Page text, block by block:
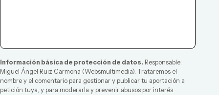
Información básica de protección de datos. Responsable:
Miguel Ángel Ruiz Carmona (Websmultimedia). Trataremos el
nombre y el comentario para gestionar y publicar tu aportación a
petición tuya, y para moderarla y prevenir abusos por interés